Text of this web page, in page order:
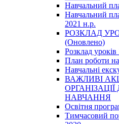
Навчальний
Навчальний
2021 н.р.
РОЗКЛАД
(Оновлено)
Розклад
План роботи на
Навчальні
ВАЖЛИВІ
НАВЧАННЯ
Освітня
Тимчасовий